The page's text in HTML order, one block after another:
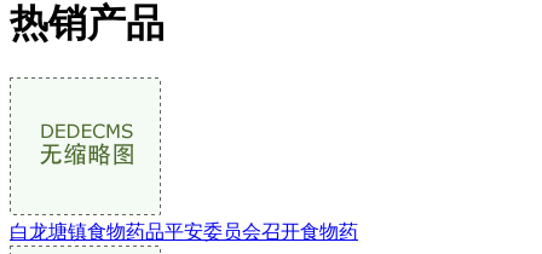
热销产品
白龙塘镇食物药品平安委员会召开食物药